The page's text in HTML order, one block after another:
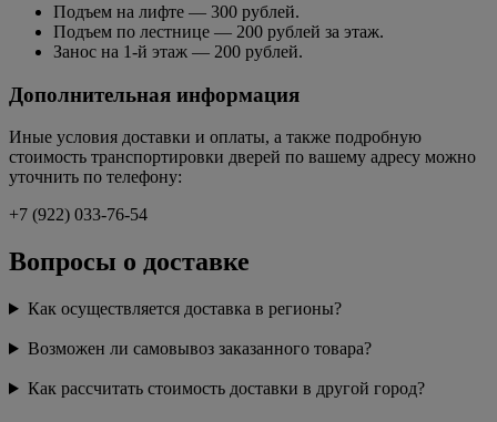
Подъем на лифте — 300 рублей.
Подъем по лестнице — 200 рублей за этаж.
Занос на 1-й этаж — 200 рублей.
Дополнительная информация
Иные условия доставки и оплаты, а также подробную
стоимость транспортировки дверей по вашему адресу можно
уточнить по телефону:
+7 (922) 033-76-54
Вопросы о доставке
Как осуществляется доставка в регионы?
Возможен ли самовывоз заказанного товара?
Как рассчитать стоимость доставки в другой город?